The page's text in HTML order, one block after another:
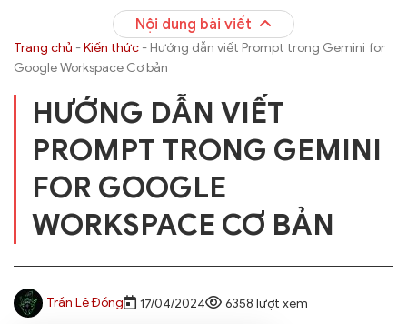
Nội dung bài viết
Trang chủ -Kiến thức -Hướng dẫn viết Prompt trong Gemini for
Google Workspace Cơ bản
HƯỚNG DẪN VIẾT
PROMPT TRONG GEMINI
FOR GOOGLE
WORKSPACE CƠ BẢN
Trần Lê Đồng 17/04/2024 6358 lượt xem